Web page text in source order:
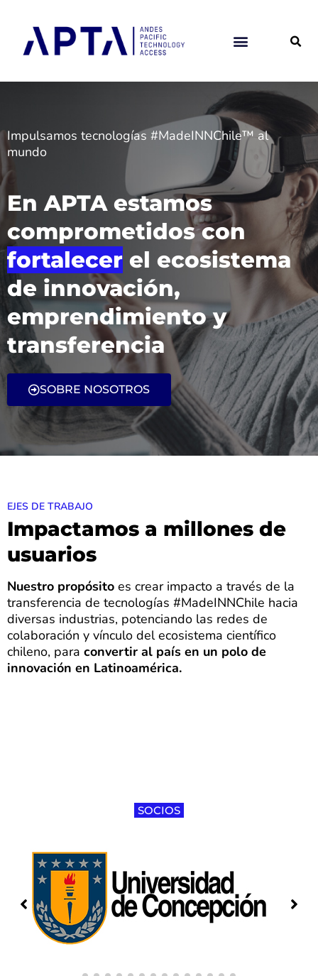
contenido
Impulsamos tecnologías #MadeINNChile™ al
mundo
En APTA estamos
comprometidos con
fortalecer el ecosistema
de innovación,
emprendimiento y
transferencia
SOBRE NOSOTROS
EJES DE TRABAJO
Impactamos a millones de
usuarios
Nuestro propósito es crear impacto a través de la
transferencia de tecnologías #MadeINNChile hacia
diversas industrias, potenciando las redes de
colaboración y vínculo del ecosistema científico
chileno, para convertir al país en un polo de
innovación en Latinoamérica.
SOCIOS